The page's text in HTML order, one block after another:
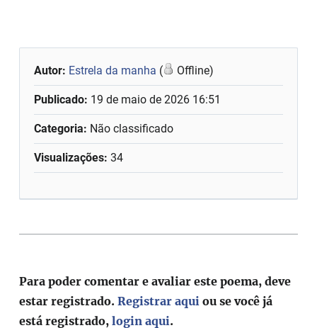
Autor: Estrela da manha ( Offline)
Publicado: 19 de maio de 2026 16:51
Categoria: Não classificado
Visualizações: 34
Para poder comentar e avaliar este poema, deve
estar registrado.Registrar aqui ou se você já
está registrado,login aqui.